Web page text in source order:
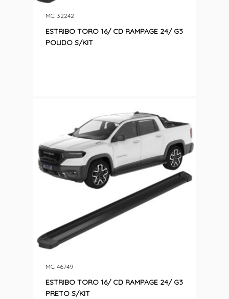
ESTRIBO TORO 16/ CD RAMPAGE 24/ G3
POLIDO S/KIT
MC: 32242
ESTRIBO TORO 16/ CD RAMPAGE 24/ G3
PRETO S/KIT
MC: 46749